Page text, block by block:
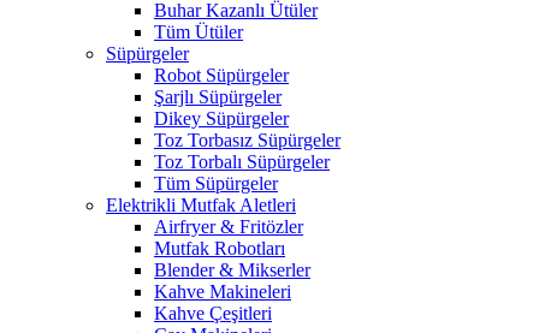
Buhar Kazanlı Ütüler
Tüm Ütüler
Süpürgeler
Robot Süpürgeler
Şarjlı Süpürgeler
Dikey Süpürgeler
Toz Torbasız Süpürgeler
Toz Torbalı Süpürgeler
Tüm Süpürgeler
Elektrikli Mutfak Aletleri
Airfryer & Fritözler
Mutfak Robotları
Blender & Mikserler
Kahve Makineleri
Kahve Çeşitleri